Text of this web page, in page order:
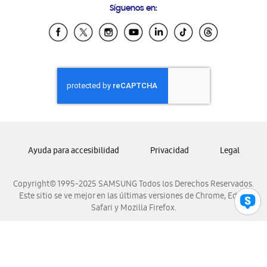
Samsung Ecuador
Samsung El Salvador
Samsung Honduras
Samsung Nicaragua
Samsung Panamá
Samsung Venezuela
Síguenos en:
Copyright© 1995-2025 SAMSUNG Todos los Derechos Reservados.
Este sitio se ve mejor en las últimas versiones de Chrome, Edge,
Safari y Mozilla Firefox.
Ayuda para accesibilidad Privacidad Legal